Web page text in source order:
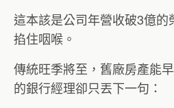
這本該是公司年營收破3億
掐住咽喉。
傳統旺季將至，舊廠房產能
的銀行經理卻只丟下一句：